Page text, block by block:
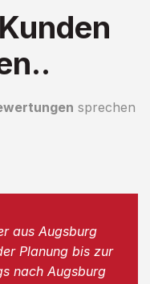
sprechen
aus Augsburg
Planung bis zur
nach Augsburg